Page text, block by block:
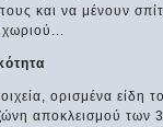
και να μένουν
ορισμένα είδη
αποκλεισμού